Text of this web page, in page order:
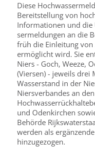
Diese
Bereitstellung von
Informationen und
sermeldungen an die
früh die Einleitung
ermöglicht wird. Sie
Niers - Goch, Weeze,
(Viersen) - je­weils drei
Wasserstand in der
Niersverbandes an den
und Odenkirchen
Behörde
werden als
hinzugezogen.